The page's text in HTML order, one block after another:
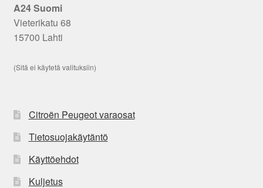
A24 Suomi
Vieterikatu 68
15700 Lahti
(Sitä ei käytetä valituksiin)
Citroën Peugeot varaosat
Tietosuojakäytäntö
Käyttöehdot
Kuljetus